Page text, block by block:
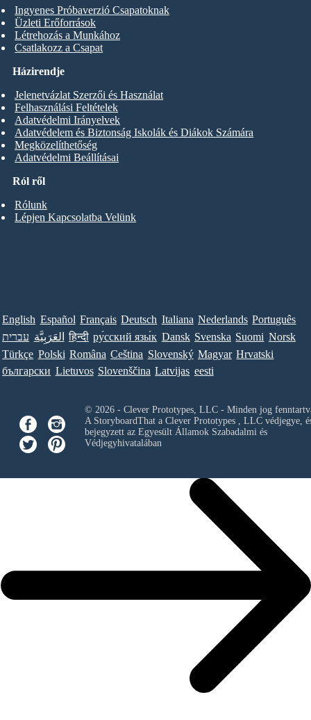
Ingyenes Próbaverzió Csapatoknak
Üzleti Erőforrások
Létrehozás a Munkához
Csatlakozz a Csapat
Ról ről
Rólunk
Lépjen Kapcsolatba Velünk
Házirendje
Jelenetvázlat Szerzői és Használat
Felhasználási Feltételek
Adatvédelmi Irányelvek
Adatvédelem és Biztonság Iskolák és Diákok Számára
Megközelíthetőség
Adatvédelmi Beállításai
English Español Français Deutsch Italiana Nederlands Português
עברית العَرَبِيَّة हिन्दी ру́сский язы́к Dansk Svenska Suomi Norsk
Türkçe Polski Româna Ceština Slovenský Magyar Hrvatski
български Lietuvos Slovenščina Latvijas eesti
© 2026 - Clever Prototypes, LLC - Minden jog
A StoryboardThat a Clever Prototypes , LLCvédjegye,
bejegyzett az Egyesült Államok Szabadalmi és
Védjegyhivatalában